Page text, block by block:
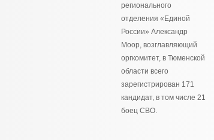
регионального
отделения «Единой
России» Александр
Моор, возглавляющий
оргкомитет, в Тюменской
области всего
зарегистрирован 171
кандидат, в том числе 21
боец СВО.